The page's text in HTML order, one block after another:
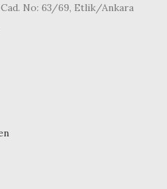
No: 63/69, Etlik/Ankara